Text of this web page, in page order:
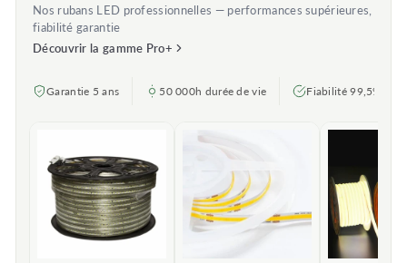
Nos rubans LED professionnelles — performances supérieures,
fiabilité garantie
Découvrir la gamme Pro+
Garantie 5 ans 50 000h durée de vie Fiabilité 99,5%